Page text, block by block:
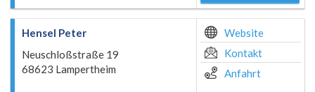
Hensel Peter
Neuschloßstraße 19
68623 Lampertheim
Website
Kontakt
Anfahrt